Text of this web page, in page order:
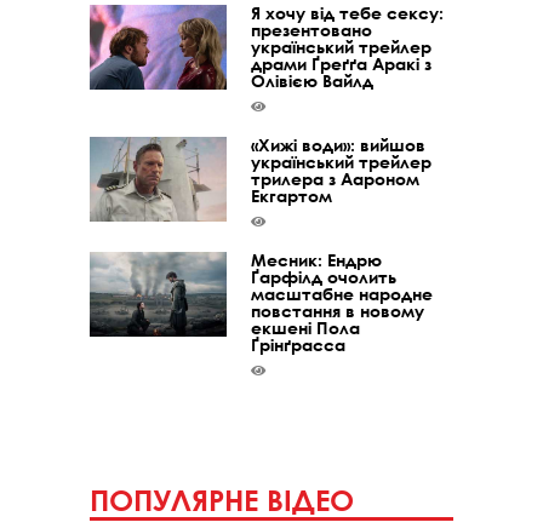
Я хочу від тебе сексу:
презентовано
український трейлер
драми Ґреґґа Аракі з
Олівією Вайлд
«Хижі води»: вийшов
український трейлер
трилера з Аароном
Екгартом
Месник: Ендрю
Ґарфілд очолить
масштабне народне
повстання в новому
екшені Пола
Ґрінґрасса
ПОПУЛЯРНЕ ВІДЕО